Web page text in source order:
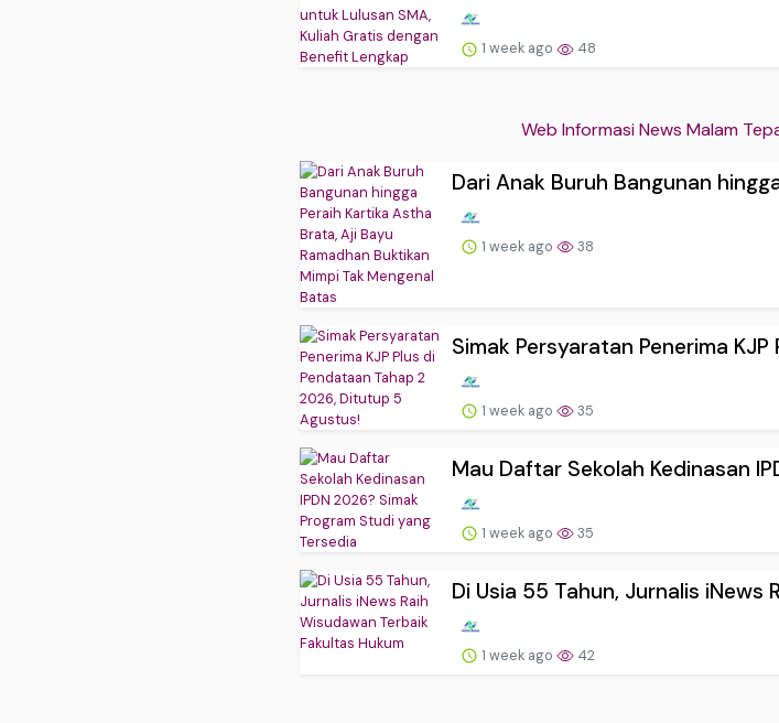
1 week ago 48
Web Informasi News Malam
Dari Anak Buruh Bangunan
1 week ago 38
Simak Persyaratan Penerima KJP
1 week ago 35
Mau Daftar Sekolah Kedinasan
1 week ago 35
Di Usia 55 Tahun, Jurnalis iNews
1 week ago 42